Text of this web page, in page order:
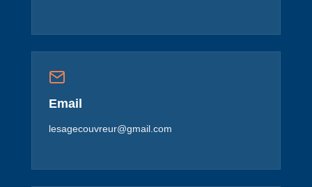
Email
lesagecouvreur@gmail.com